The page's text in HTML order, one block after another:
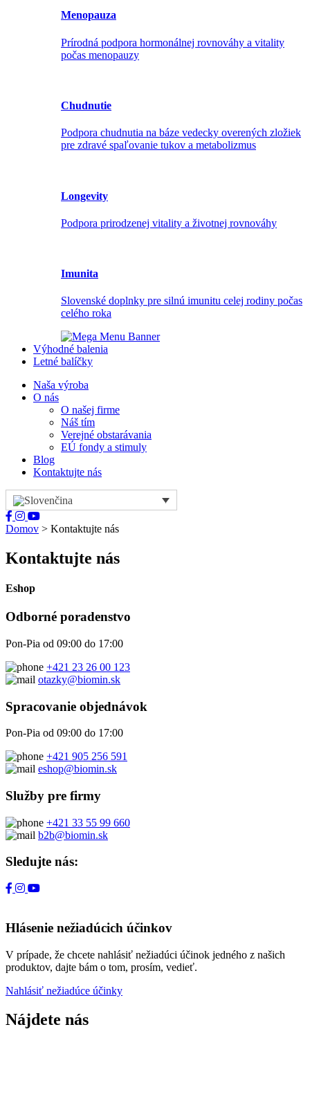
Menopauza
Prírodná podpora hormonálnej rovnováhy a vitality
počas menopauzy
Chudnutie
Podpora chudnutia na báze vedecky overených zložiek
pre zdravé spaľovanie tukov a metabolizmus
Longevity
Podpora prirodzenej vitality a životnej rovnováhy
Imunita
Slovenské doplnky pre silnú imunitu celej rodiny počas
celého roka
Výhodné balenia
Letné balíčky
Naša výroba
O nás
O našej firme
Náš tím
Verejné obstarávania
EÚ fondy a stimuly
Blog
Kontaktujte nás
Domov > Kontaktujte nás
Kontaktujte nás
Eshop
Odborné poradenstvo
Pon-Pia od 09:00 do 17:00
+421 23 26 00 123
otazky@biomin.sk
Spracovanie objednávok
Pon-Pia od 09:00 do 17:00
+421 905 256 591
eshop@biomin.sk
Služby pre firmy
+421 33 55 99 660
b2b@biomin.sk
Sledujte nás:
Hlásenie nežiadúcich účinkov
V prípade, že chcete nahlásiť nežiadúci účinok jedného z našich
produktov, dajte bám o tom, prosím, vedieť.
Nahlásiť nežiadúce účinky
Nájdete nás